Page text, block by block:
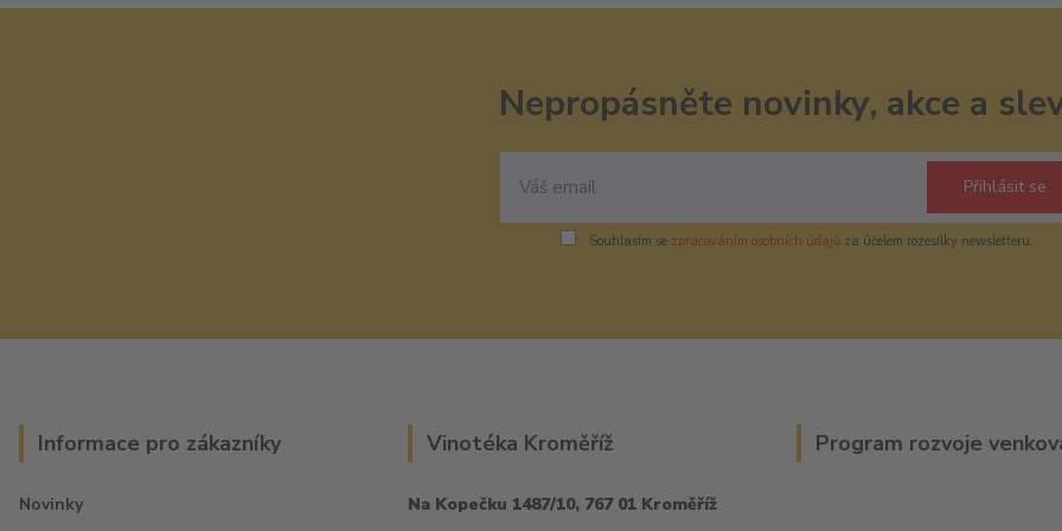
Nepropásněte novinky, akce a
Přihlásit se
Souhlasím se zpracováním osobních údajů za účelem rozesílky newsletteru.
Informace pro zákazníky
Novinky
Vinotéka Kroměříž
Na Kopečku 1487/10, 767 01 Kroměříž
Program rozvoje